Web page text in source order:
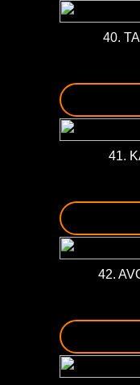
40.
41.
42.